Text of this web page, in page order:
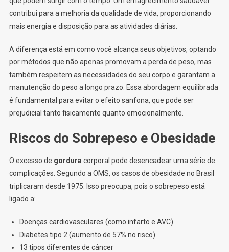
contribui para a melhoria da qualidade de vida, proporcionando
mais energia e disposição para as atividades diárias.
A diferença está em como você alcança seus objetivos, optando
por métodos que não apenas promovam a perda de peso, mas
também respeitem as necessidades do seu corpo e garantam a
manutenção do peso a longo prazo. Essa abordagem equilibrada
é fundamental para evitar o efeito sanfona, que pode ser
prejudicial tanto fisicamente quanto emocionalmente.
Riscos do Sobrepeso e Obesidade
O excesso de gordura corporal pode desencadear uma série de
complicações. Segundo a OMS, os casos de obesidade no Brasil
triplicaram desde 1975. Isso preocupa, pois o sobrepeso está
ligado a:
Doenças cardiovasculares (como infarto e AVC)
Diabetes tipo 2 (aumento de 57% no risco)
13 tipos diferentes de câncer